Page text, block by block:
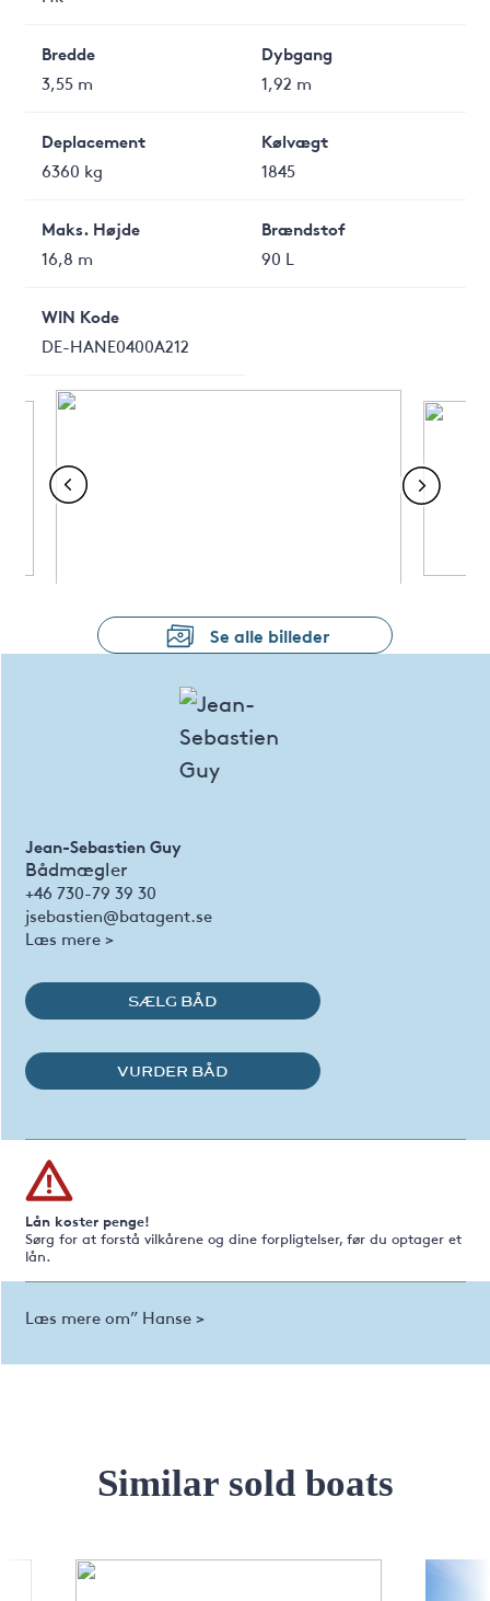
Bredde
3,55 m
Dybgang
1,92 m
Deplacement
6360 kg
Kølvægt
1845
Maks. Højde
16,8 m
Brændstof
90 L
WIN Kode
DE-HANE0400A212
Se alle billeder
Jean-Sebastien Guy
Bådmægler
+46 730-79 39 30
jsebastien@batagent.se
Læs mere >
SÆLG BÅD
VURDER BÅD
Lån koster penge!
Sørg for at forstå vilkårene og dine forpligtelser, før du optager et
lån.
Læs mere om” Hanse >
Similar sold boats